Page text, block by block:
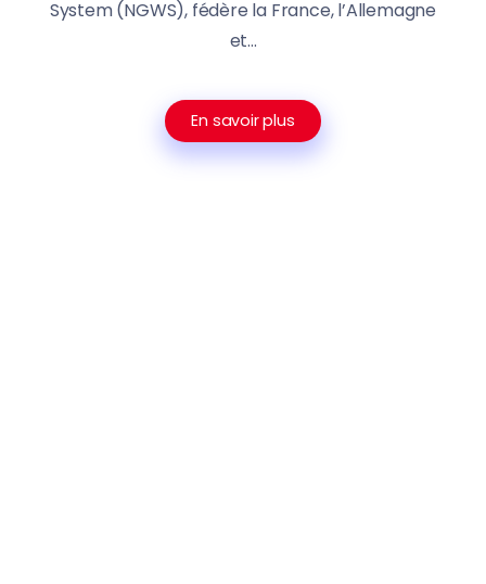
System (NGWS), fédère la France, l’Allemagne
et...
En savoir plus